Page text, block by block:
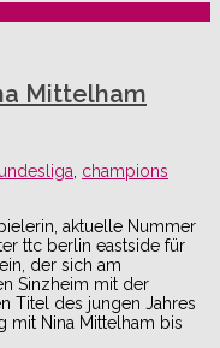
Mittelham
, champions
aktuelle Nummer
ttc berlin eastside für
der sich am
Sinzheim mit der
Titel des jungen Jahres
mit Nina Mittelham bis